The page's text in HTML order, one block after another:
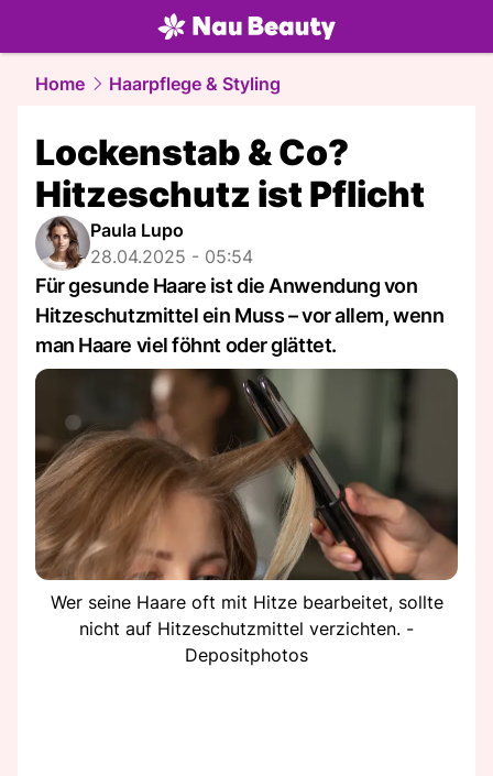
beauty.NAU.ch
Home Haarpflege & Styling
Lockenstab & Co?
Hitzeschutz ist Pflicht
Paula Lupo
28.04.2025 - 05:54
Für gesunde Haare ist die Anwendung von
Hitzeschutzmittel ein Muss – vor allem, wenn
man Haare viel föhnt oder glättet.
Wer seine Haare oft mit Hitze bearbeitet, sollte
nicht auf Hitzeschutzmittel verzichten. -
Depositphotos